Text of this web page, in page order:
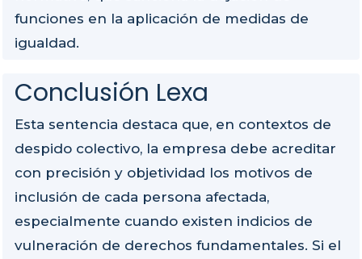
funciones en la aplicación de medidas de
igualdad.
Conclusión Lexa
Esta sentencia destaca que, en contextos de
despido colectivo, la empresa debe acreditar
con precisión y objetividad los motivos de
inclusión de cada persona afectada,
especialmente cuando existen indicios de
vulneración de derechos fundamentales. Si el